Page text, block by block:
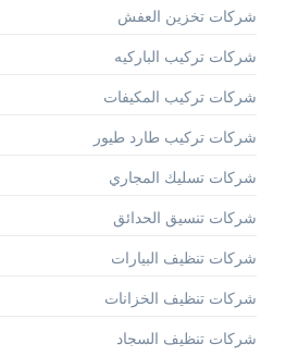
شركات تخزين العفش
شركات تركيب الباركيه
شركات تركيب المكيفات
شركات تركيب طارد طيور
شركات تسليك المجاري
شركات تنسيق الحدائق
شركات تنظيف البيارات
شركات تنظيف الخزانات
شركات تنظيف السجاد